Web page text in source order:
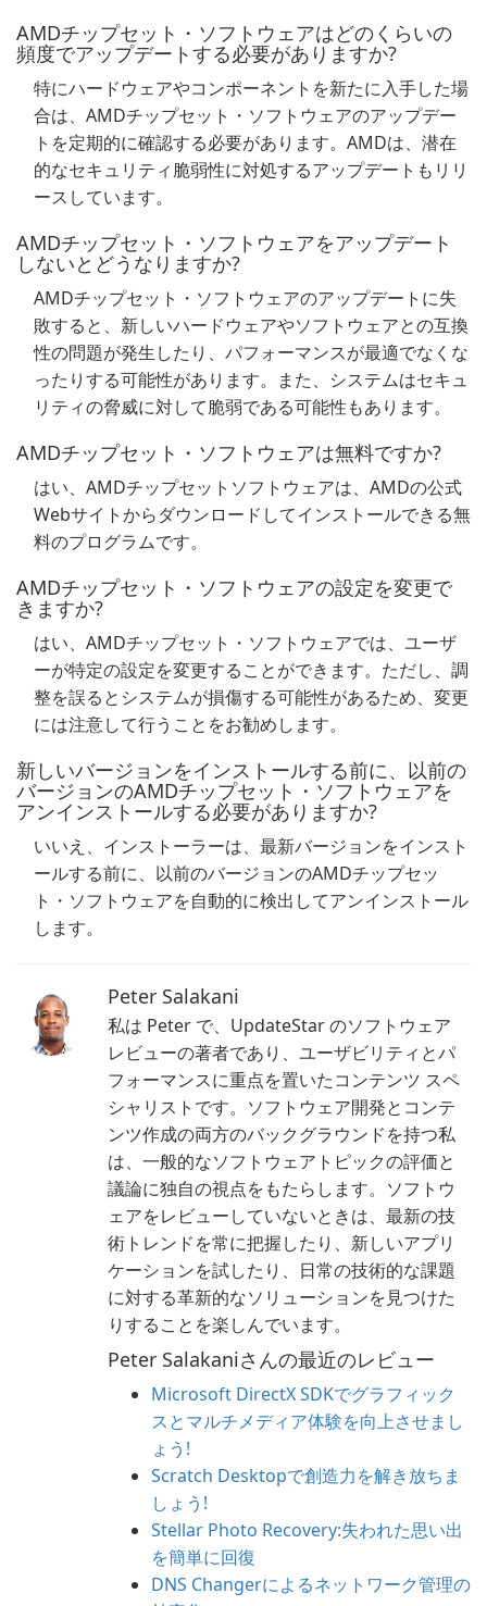
AMDチップセット・ソフトウェアはどのくらいの
頻度でアップデートする必要がありますか?
特にハードウェアやコンポーネントを新たに入手した場
合は、AMDチップセット・ソフトウェアのアップデー
トを定期的に確認する必要があります。AMDは、潜在
的なセキュリティ脆弱性に対処するアップデートもリリ
ースしています。
AMDチップセット・ソフトウェアをアップデート
しないとどうなりますか?
AMDチップセット・ソフトウェアのアップデートに失
敗すると、新しいハードウェアやソフトウェアとの互換
性の問題が発生したり、パフォーマンスが最適でなくな
ったりする可能性があります。また、システムはセキュ
リティの脅威に対して脆弱である可能性もあります。
AMDチップセット・ソフトウェアは無料ですか?
はい、AMDチップセットソフトウェアは、AMDの公式
Webサイトからダウンロードしてインストールできる無
料のプログラムです。
AMDチップセット・ソフトウェアの設定を変更で
きますか?
はい、AMDチップセット・ソフトウェアでは、ユーザ
ーが特定の設定を変更することができます。ただし、調
整を誤るとシステムが損傷する可能性があるため、変更
には注意して行うことをお勧めします。
新しいバージョンをインストールする前に、以前の
バージョンのAMDチップセット・ソフトウェアを
アンインストールする必要がありますか?
いいえ、インストーラーは、最新バージョンをインスト
ールする前に、以前のバージョンのAMDチップセッ
ト・ソフトウェアを自動的に検出してアンインストール
します。
Peter Salakani
私は Peter で、UpdateStar のソフトウェア
レビューの著者であり、ユーザビリティとパ
フォーマンスに重点を置いたコンテンツ スペ
シャリストです。ソフトウェア開発とコンテ
ンツ作成の両方のバックグラウンドを持つ私
は、一般的なソフトウェアトピックの評価と
議論に独自の視点をもたらします。ソフトウ
ェアをレビューしていないときは、最新の技
術トレンドを常に把握したり、新しいアプリ
ケーションを試したり、日常の技術的な課題
に対する革新的なソリューションを見つけた
りすることを楽しんでいます。
Peter Salakaniさんの最近のレビュー
Microsoft DirectX SDKでグラフィック
スとマルチメディア体験を向上させまし
ょう!
Scratch Desktopで創造力を解き放ちま
しょう!
Stellar Photo Recovery:失われた思い出
を簡単に回復
DNS Changerによるネットワーク管理の